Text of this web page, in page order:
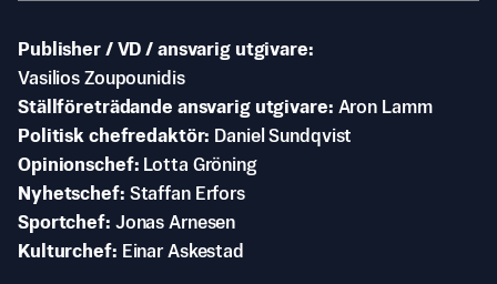
Publisher / VD / ansvarig utgivare
Vasilios Zoupounidis
Ställföreträdande ansvarig utgivare Aron Lamm
Politisk chefredaktör
Daniel Sundqvist
Opinionschef
Lotta Gröning
Nyhetschef Staffan Erfors
Sportchef Jonas Arnesen
Kulturchef
Einar Askestad